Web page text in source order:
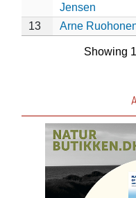
Jensen
13 Arne
Showing